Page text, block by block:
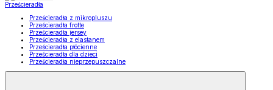
Prześcieradła
Prześcieradła z mikropluszu
Prześcieradła frotte
Prześcieradła jersey
Prześcieradła z elastanem
Prześcieradła płócienne
Prześcieradła dla dzieci
Prześcieradła nieprzepuszczalne